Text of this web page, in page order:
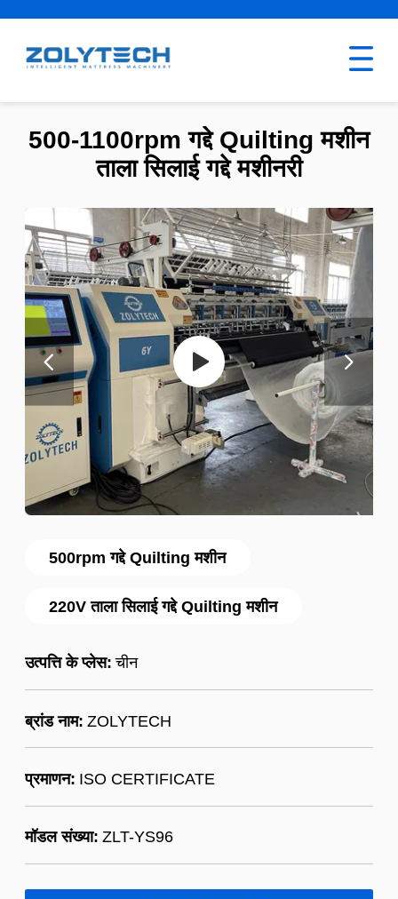
500rpm गद्दे Quilting मशीन
220V ताला सिलाई गद्दे Quilting मशीन
उत्पत्ति के प्लेस: चीन
ब्रांड नाम: ZOLYTECH
प्रमाणन: ISO CERTIFICATE
मॉडल संख्या: ZLT-YS96
500-1100rpm गद्दे Quilting मशीन
ताला सिलाई गद्दे मशीनरी